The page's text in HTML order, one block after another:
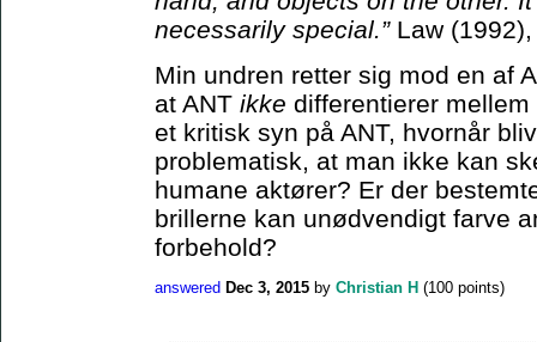
necessarily special.” Law
Min undren retter sig mod en af
at ANT ikke differentierer
et kritisk syn på ANT, hvornår
problematisk, at man ikke kan
humane aktører? Er der
brillerne kan unødvendigt farve
forbehold?
answered Dec 3, 2015 by Christian H (100 points)